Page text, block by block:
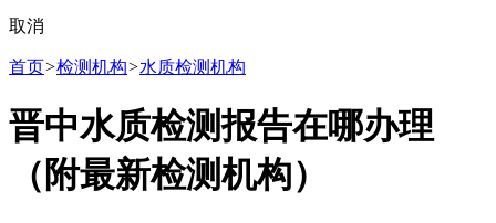
取消
首页>检测机构>水质检测机构
晋中水质检测报告在哪办理
（附最新检测机构）